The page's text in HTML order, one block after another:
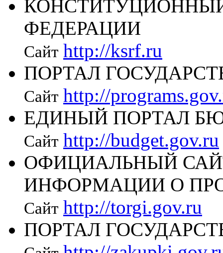
ФЕДЕРАЦИИ
Сайт http://ksrf.ru
ПОРТАЛ
Сайт http://
ЕДИНЫЙ ПОРТАЛ
Сайт http://budget.gov.ru
ОФИЦИАЛЬНЫЙ
ИНФОРМАЦИИ О
Сайт http://torgi.gov.ru
ПОРТАЛ